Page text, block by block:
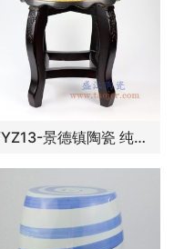
RYYZ13-景德镇陶瓷 纯手工手绘 粉彩檀木陶瓷凳